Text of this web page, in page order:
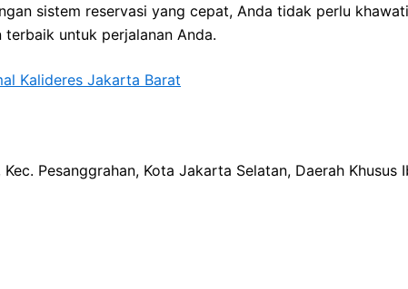
sistem reservasi yang cepat, Anda tidak perlu
untuk perjalanan Anda.
Kalideres Jakarta Barat
Pesanggrahan, Kota Jakarta Selatan, Daerah Khusus